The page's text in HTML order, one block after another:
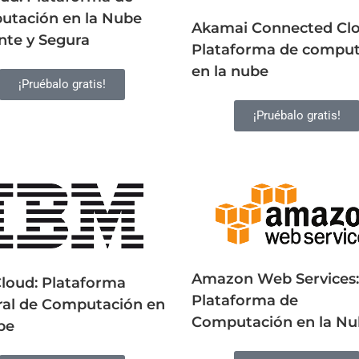
en la Nube
y Segura
¡Pruébalo gratis!
Akamai Connected
Plataforma de
en la nube
¡Pruébalo gratis!
Plataforma
de Computación en
Amazon Web Services:
Plataforma de
Computación en la